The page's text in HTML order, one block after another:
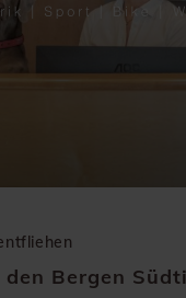
Bergen